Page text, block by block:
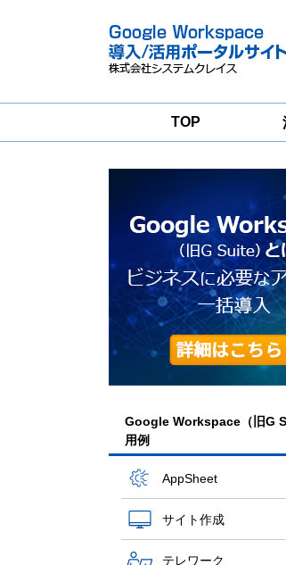
TOP
支援サービス
Google Workspace（旧G
用例
AppSheet
サイト作成
テレワーク